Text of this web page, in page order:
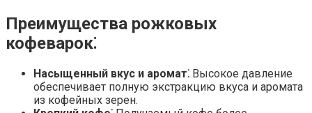
Преимущества рожковых
кофеварок⁚
Насыщенный вкус и аромат⁚ Высокое давление
обеспечивает полную экстракцию вкуса и аромата
из кофейных зерен.